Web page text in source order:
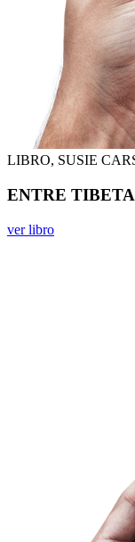
LIBRO, SUSIE
ENTRE
ver libro